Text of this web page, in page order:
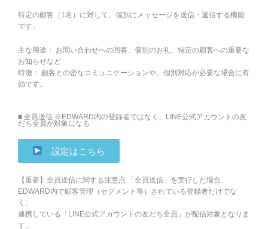
特定の顧客（1名）に対して、個別にメッセージを送信・返信する機能
です。
主な用途： お問い合わせへの回答、個別のお礼、特定の顧客への重要な
お知らせなど
特徴： 顧客との密なコミュニケーションや、個別対応が必要な場合に有
効です。
■ 全員送信 ※EDWARD内の登録者ではなく、LINE公式アカウントの友
だち全員が対象になる
設定はこちら
【重要】全員送信に関する注意点 「全員送信」を実行した場合、
EDWARD内で顧客管理（セグメント等）されている登録者だけでな
く、
連携している「LINE公式アカウントの友だち全員」が配信対象となりま
す。